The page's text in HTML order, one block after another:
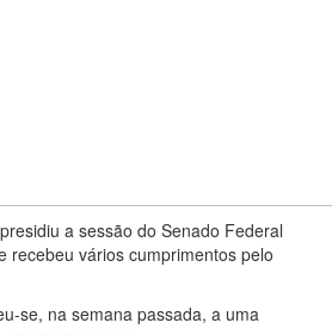
a sessão do Senado Federal
recebeu vários cumprimentos pelo
se, na semana passada, a uma